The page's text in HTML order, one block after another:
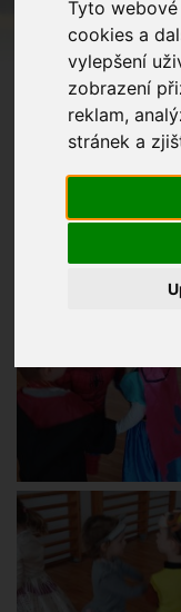
Tyto
cookies a
vylepšení
zobrazení
reklam,
stránek a